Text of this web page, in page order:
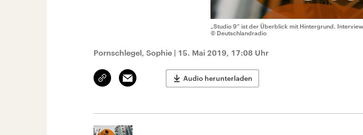
„Studio 9“ ist der Überblick mit Hintergrund.
© Deutschlandradio
Pornschlegel, Sophie | 15. Mai 2019, 17:08 Uhr
Link
kopieren/teilen
Email Audio herunterladen